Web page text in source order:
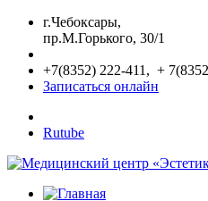
г.Чебоксары,
пр.М.Горького, 30/1
+7(8352) 222-411, +
Записаться онлайн
Rutube